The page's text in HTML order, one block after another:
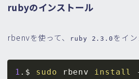
rubyのインストール
rbenvを使って、 ruby 2.3.0 をイン
1 .$ sudo rbenv install